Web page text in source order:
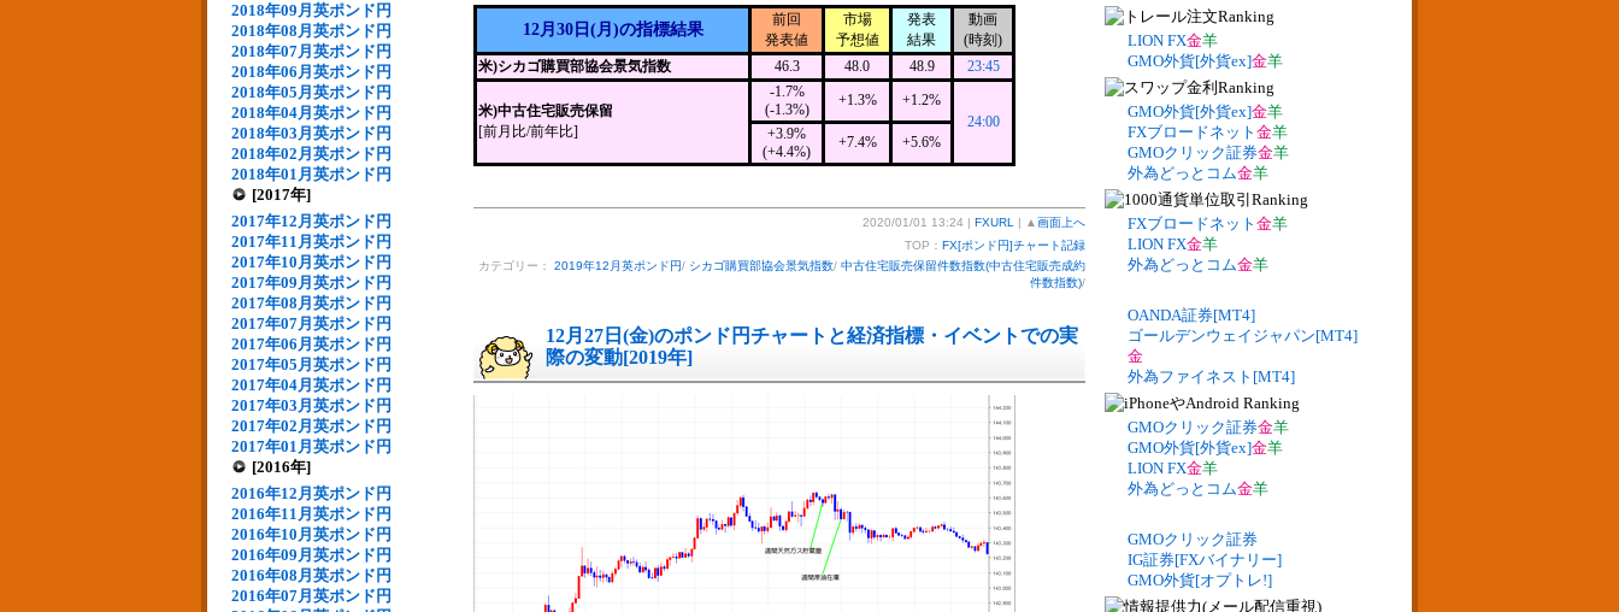
2018年09月英ポンド円
2018年08月英ポンド円
2018年07月英ポンド円
2018年06月英ポンド円
2018年05月英ポンド円
2018年04月英ポンド円
2018年03月英ポンド円
2018年02月英ポンド円
2018年01月英ポンド円
[2017年]
2017年12月英ポンド円
2017年11月英ポンド円
2017年10月英ポンド円
2017年09月英ポンド円
2017年08月英ポンド円
2017年07月英ポンド円
2017年06月英ポンド円
2017年05月英ポンド円
2017年04月英ポンド円
2017年03月英ポンド円
2017年02月英ポンド円
2017年01月英ポンド円
[2016年]
2016年12月英ポンド円
2016年11月英ポンド円
2016年10月英ポンド円
2016年09月英ポンド円
2016年08月英ポンド円
2016年07月英ポンド円
12月30日(月)の指標結果
前回
発表値
市場
予想値
発表
結果
動画
(時刻)
米)シカゴ購買部協会景気指数
46.3 48.0 48.9 23:45
米)中古住宅販売保留
[前月比/前年比]
-1.7%
(-1.3%)
+1.3%
+1.2%
24:00
+3.9%
(+4.4%)
+7.4% +5.6%
2020/01/01 13:24 | FXURL | ▲ 画面上へ
TOP： FX[ポンド円]チャート記録
カテゴリー： 2019年12月英ポンド円/ シカゴ購買部協会景気指数/ 中古住宅販売保留件数指数(中古住宅販売成約
件数指数)/
12月27日(金)のポンド円チャートと経済指標・イベントでの実
際の変動[2019年]
LION FX金羊
GMO外貨[外貨ex]金羊
GMO外貨[外貨ex]金羊
FXブロードネット 金羊
GMOクリック証券金羊
外為どっとコム金羊
FXブロードネット 金羊
LION FX金羊
外為どっとコム金羊
OANDA証券[MT4]
ゴールデンウェイジャパン[MT4]
金
外為ファイネスト[MT4]
GMOクリック証券金羊
GMO外貨[外貨ex]金羊
LION FX金羊
外為どっとコム金羊
GMOクリック証券
IG証券[FXバイナリー]
GMO外貨[オプトレ!]